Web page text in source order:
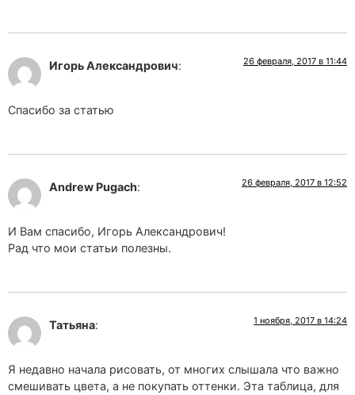
Игорь Александрович: 26 февраля, 2017 в 11:44
Спасибо за статью
Andrew Pugach: 26 февраля, 2017 в 12:52
И Вам спасибо, Игорь Александрович!
Рад что мои статьи полезны.
Татьяна: 1 ноября, 2017 в 14:24
Я недавно начала рисовать, от многих слышала что важно
смешивать цвета, а не покупать оттенки. Эта таблица, для